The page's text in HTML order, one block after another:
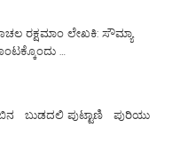
ರಕ್ಷಮಾಂ ಲೇಖಕಿ: ಸೌಮ್ಯಾ
…
ಬುಡದಲಿ ಪುಟ್ಟಾಣಿ ಪುರಿಯು